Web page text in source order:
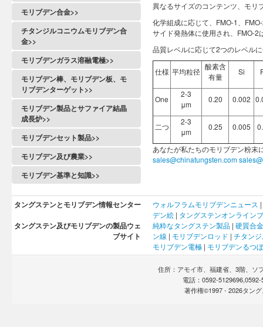
モリブデン合金>>
チタンジルコニウムモリブデン合
金>>
モリブデンガラス溶融電極>>
モリブデン棒、モリブデン板、モ
リブデンターゲット>>
モリブデン製品とサファイア結晶
成長炉>>
モリブデンセット製品>>
モリブデン及び農業>>
モリブデン基準と知識>>
異なるサイズのコンテンツ、モ
化学組成に応じて、FMO-1、
サイド発熱体に使用され、FMO-
品質レベルに応じて2つのレベル
仕様 平均粒径
酸素含
有量
Si
One
2-3
μm
0.20 0.002
二つ
2-3
μm
0.25 0.005
あなたが私たちのモリブデン粉末
sales@chinatungsten.com
タングステンとモリブデン情報センター ウォルフラムモリブデンニュース |
デン絵 | タングステンオンライン
タングステン及びモリブデンの製品ウェ
ブサイト
純粋なタングステン製品 | 硬質合金
ン線 | モリブデンロッド | チタン
モリブデン電極 | モリブデンるつぼ
住所：アモイ市、福建省、3階、ソ
電話：0592-
著作権©1997 - 2026タン